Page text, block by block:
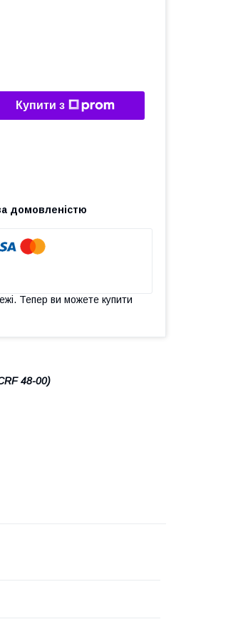
Купити з
домовленістю
Тепер ви можете купити
48-00)